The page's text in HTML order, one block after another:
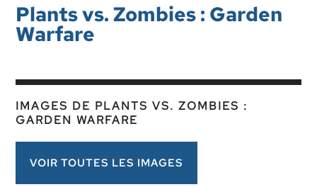
Plants vs. Zombies : Garden
Warfare
IMAGES DE PLANTS VS. ZOMBIES :
GARDEN WARFARE
VOIR TOUTES LES IMAGES